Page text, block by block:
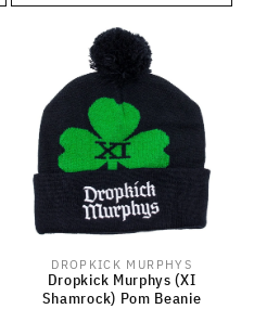
Anbieter:
DROPKICK MURPHYS
Dropkick Murphys (XI
Shamrock) Pom Beanie